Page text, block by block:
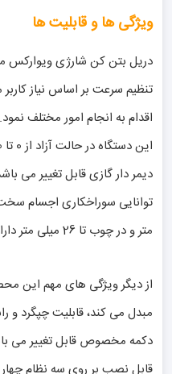
ویژگی ها و قابلیت ها
تنظیم سرعت بر اساس نیاز
اقدام به انجام امور مختلف
دیمر دار گازی قابل تغییر می
متر و در چوب تا 26 میلی متر دارا می باشد.
از دیگر ویژگی های مهم این
مبدل می کند، قابلیت چپگرد
قابل نصب بر روی سه نظام